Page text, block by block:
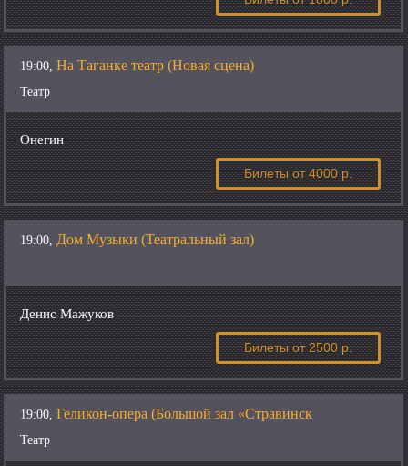
19:00,На Таганке театр (Новая сцена)
Театр
Онегин
Билеты от 4000 р.
19:00,Дом Музыки (Театральный зал)
Денис Мажуков
Билеты от 2500 р.
19:00,Геликон-опера (Большой зал «Стравинск
Театр